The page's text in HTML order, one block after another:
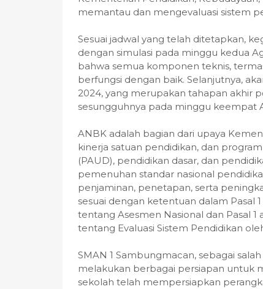
memantau dan mengevaluasi sistem
Sesuai jadwal yang telah ditetapkan,
dengan simulasi pada minggu kedua
bahwa semua komponen teknis,
berfungsi dengan baik. Selanjutnya,
2024, yang merupakan tahapan akhir
sesungguhnya pada minggu keempat
ANBK adalah bagian dari upaya
kinerja satuan pendidikan, dan
(PAUD), pendidikan dasar, dan
pemenuhan standar nasional
penjaminan, penetapan, serta
sesuai dengan ketentuan dalam Pasal
tentang Asesmen Nasional dan Pasal
tentang Evaluasi Sistem Pendidikan
SMAN 1 Sambungmacan, sebagai
melakukan berbagai persiapan untuk
sekolah telah mempersiapkan